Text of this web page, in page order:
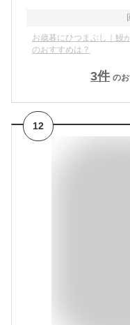
お歳暮にひつまぶし｜鰻
のおすすめは？
3件 の
12